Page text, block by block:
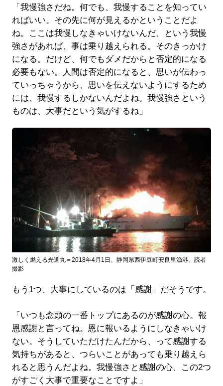
「我慢強さだね。何でも、我慢することを知ってい
ればいい。その先に何が見えるかということだよ
ね。ここは我慢しなきゃいけないんだ、という我慢
強さがあれば、事は乗り越えられる。そのきっかけ
になる。だけど、何でもダメだからと否定的になる
必要もない。人間は否定的になると、思いが伝わっ
ていっちゃうから、思いを伝えないようにするため
には、我慢するしかないんだよね。我慢強さという
ものは、大事だという気がするね」
激しく燃える光進丸＝2018年4月1日、静岡県西伊豆町安良里漁港、読者
撮影
もう1つ、大事にしているのは「感謝」だそうです。
「いつも念頭の一番トップにあるのが感謝の心。報
恩感謝と言ってね。恩に報いるようにしなきゃいけ
ない。そうしていただけたんだから、って感謝する
気持ちがあると、つらいことがあっても乗り越えら
れると思うんだよね。我慢強さと感謝の心、この2つ
がすごく大事で重要なことですよ」